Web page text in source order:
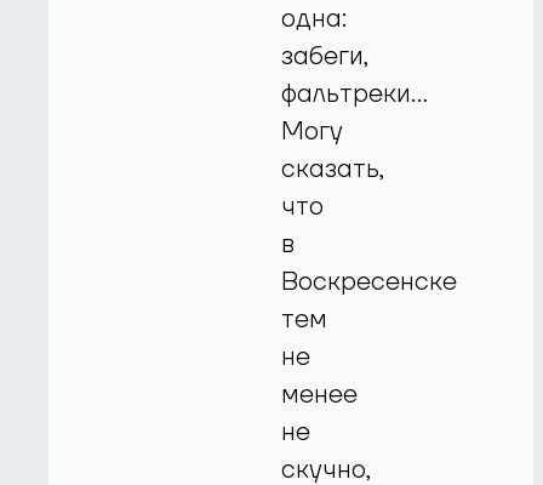
одна:
забеги,
фальтреки...
Могу
сказать,
что
в
Воскресенске
тем
не
менее
не
скучно,